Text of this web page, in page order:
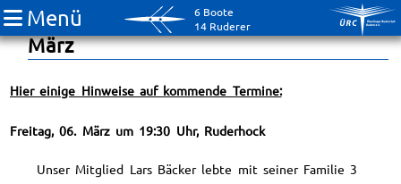
6 Boote
14 Ruderer
Menü
ÜRC Veranstaltungstermine im
März
Hier einige Hinweise auf kommende Termine:
Freitag, 06. März um 19:30 Uhr, Ruderhock
Unser Mitglied Lars Bäcker lebte mit seiner Familie 3